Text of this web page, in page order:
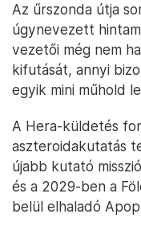
Az űrszonda útja
úgynevezett
vezetői még nem
kifutását, annyi
egyik mini műhold
A Hera-küldetés
aszteroidakutatás
újabb kutató
és a 2029-ben a
belül elhaladó